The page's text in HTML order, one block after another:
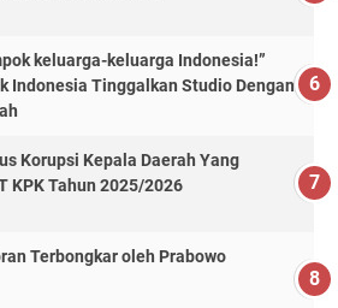
keluarga-keluarga Indonesia!”
Indonesia Tinggalkan Studio Dengan
Korupsi Kepala Daerah Yang
KPK Tahun 2025/2026
Terbongkar oleh Prabowo